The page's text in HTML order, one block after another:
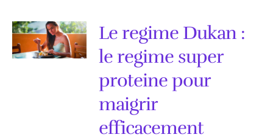
Le regime Dukan :
le regime super
proteine pour
maigrir
efficacement